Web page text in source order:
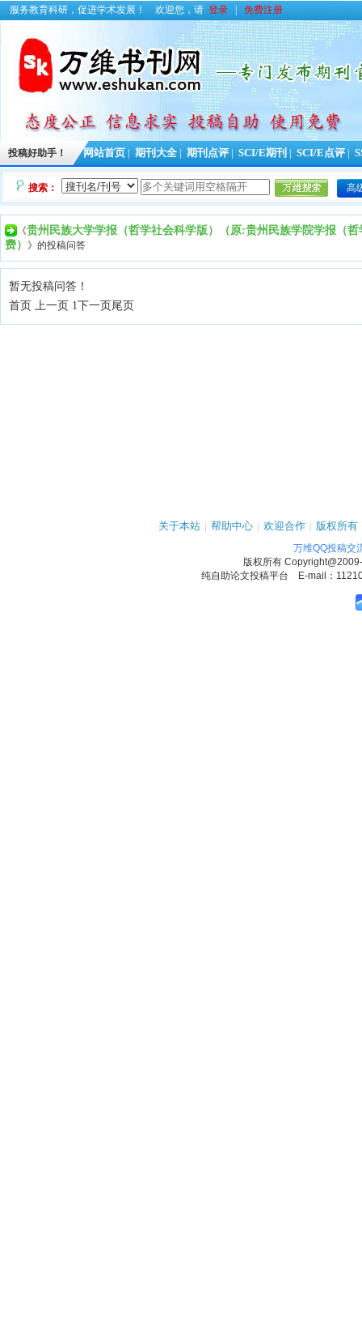
服务教育科研，促进学术发展！ 欢迎您，请 登录 免费注册
投稿好助手！ 网站首页 期刊大全 期刊点评 SCI/E期刊 SCI/E点评
搜索： 高
《贵州民族大学学报（哲学社会科学版）（原:贵州民族学院学报（
费）
》的投稿问答
暂无投稿问答！
首页 上一页 1下一页尾页
关于本站 | 帮助中心 | 欢迎合作 | 版权所有
万维QQ投稿交
版权所有
纯自助论文投稿平台 E-mail：